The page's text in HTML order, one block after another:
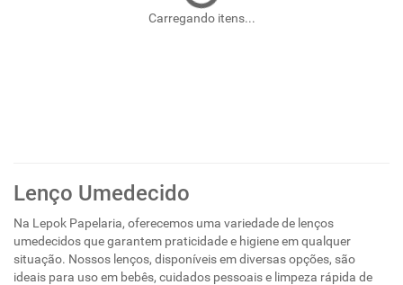
Carregando itens...
Lenço Umedecido
Na Lepok Papelaria, oferecemos uma variedade de lenços
umedecidos que garantem praticidade e higiene em qualquer
situação. Nossos lenços, disponíveis em diversas opções, são
ideais para uso em bebês, cuidados pessoais e limpeza rápida de